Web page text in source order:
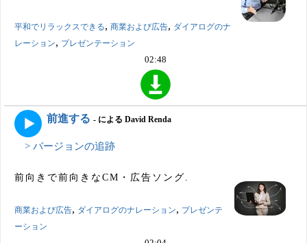
平和でリラックスできる, 商業および広告, ダイアログのナ
レーション, プレゼンテーション
02:48
前進する - による David Renda
> バージョンの追跡
前向きで前向きなCM・広告ソング.
商業および広告, ダイアログのナレーション, プレゼンテ
ーション